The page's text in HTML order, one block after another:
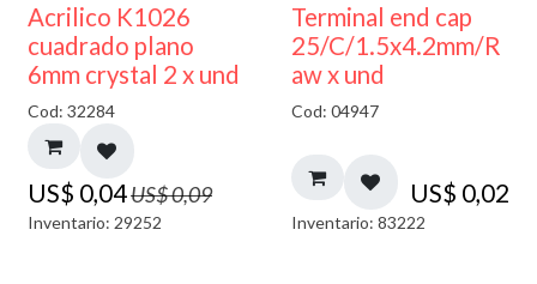
50% DESCUENTO
Acrilico K1026
cuadrado plano
6mm crystal 2 x und
Cod: 32284
US$ 0,04US$0,09
Inventario: 29252
Terminal end cap
25/C/1.5x4.2mm/R
aw x und
Cod: 04947
US$ 0,02
Inventario: 83222